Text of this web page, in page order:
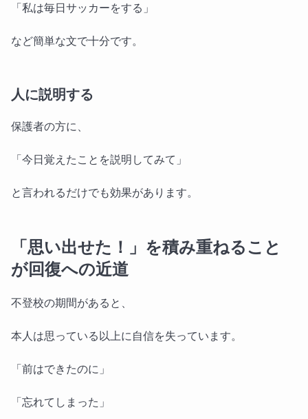
「私は毎日サッカーをする」
など簡単な文で十分です。
人に説明する
保護者の方に、
「今日覚えたことを説明してみて」
と言われるだけでも効果があります。
「思い出せた！」を積み重ねること
が回復への近道
不登校の期間があると、
本人は思っている以上に自信を失っています。
「前はできたのに」
「忘れてしまった」